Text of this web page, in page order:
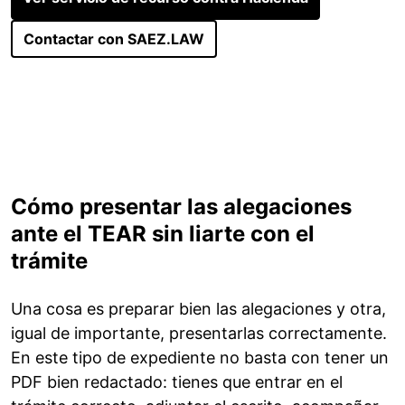
Contactar con SAEZ.LAW
Cómo presentar las alegaciones
ante el TEAR sin liarte con el
trámite
Una cosa es preparar bien las alegaciones y otra,
igual de importante, presentarlas correctamente.
En este tipo de expediente no basta con tener un
PDF bien redactado: tienes que entrar en el